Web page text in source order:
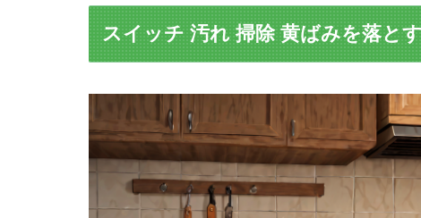
スイッチ 汚れ 掃除 黄ばみを落と